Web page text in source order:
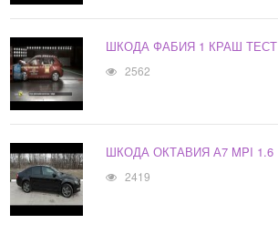
ШКОДА ФАБИЯ 1 КРАШ ТЕСТ
2562
ШКОДА ОКТАВИЯ А7 MPI 1.6
2419